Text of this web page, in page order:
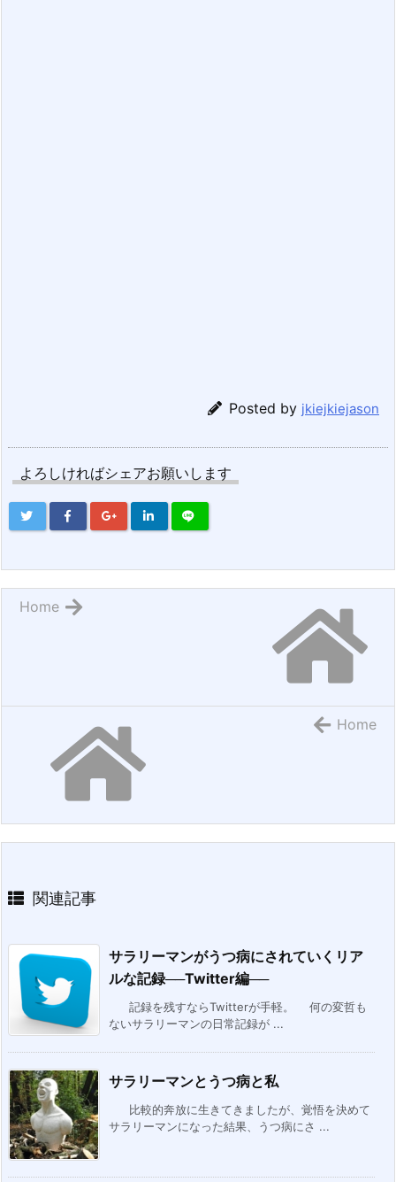
Posted by jkiejkiejason
よろしければシェアお願いします
Home
Home
関連記事
サラリーマンがうつ病にされていくリア
ルな記録──Twitter編──
記録を残すならTwitterが手軽。 何の変哲も
ないサラリーマンの日常記録が ...
サラリーマンとうつ病と私
比較的奔放に生きてきましたが、覚悟を決めて
サラリーマンになった結果、うつ病にさ ...